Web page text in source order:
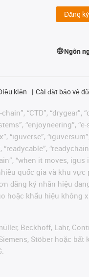
Đăng
Ngôn
kiện Cài đặt bảo vệ
“CTD”, “drygear”,
“enjoyneering”, “e-
“iguverse”,
“when it moves,
quốc gia và khu
đăng ký nhãn hiệu
hoặc khẩu hiệu không
Beckhoff, Lahr,
Stöber hoặc